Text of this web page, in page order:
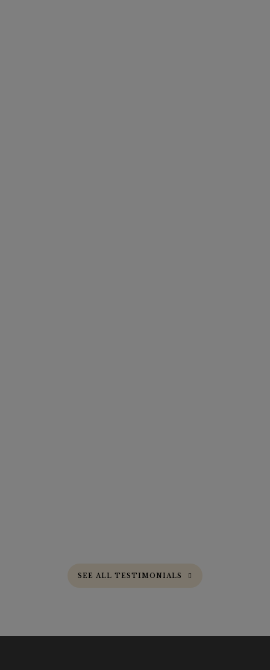
SEE ALL TESTIMONIALS